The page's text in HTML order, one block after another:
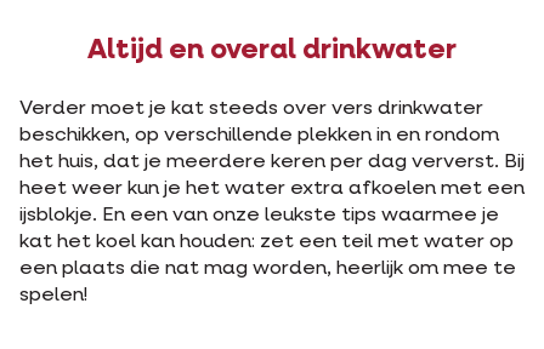
Altijd en overal drinkwater
Verder moet je kat steeds over vers drinkwater
beschikken, op verschillende plekken in en rondom
het huis, dat je meerdere keren per dag ververst. Bij
heet weer kun je het water extra afkoelen met een
ijsblokje. En een van onze leukste tips waarmee je
kat het koel kan houden: zet een teil met water op
een plaats die nat mag worden, heerlijk om mee te
spelen!